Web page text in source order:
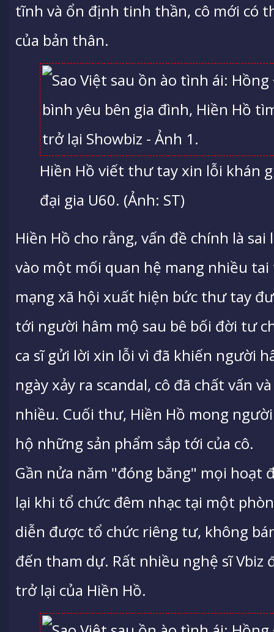
tĩnh và ổn định tinh thần, cô mới có
của bản thân.
Hiền Hồ viết thư tay xin lỗi khán
đại gia U60. (Ảnh: ST)
Hiền Hồ cho rằng, vấn đề chính là
vào một mối quan hệ mang nhiều
mạng xã hội xuất hiện bức thư tay
tới người hâm mộ sau bê bối đời tư
ca sĩ gửi lời xin lỗi vì đã khiến người
ngày xảy ra scandal, cô đã chất vấn
nhiều. Cuối thư, Hiền Hồ mong
hộ những sản phẩm sắp tới của cô.
Gần nửa năm "đóng băng" mọi hoạt
lại khi tổ chức đêm nhạc tại một
diễn được tổ chức riêng tư, không
đến tham dự. Rất nhiều nghệ sĩ Vbiz
trở lại của Hiền Hồ.